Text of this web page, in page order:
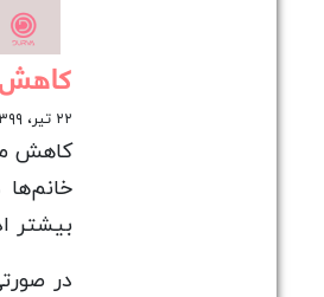
۲۲ تیر، ۱۳۹۹
کاهش
بیشتر
در